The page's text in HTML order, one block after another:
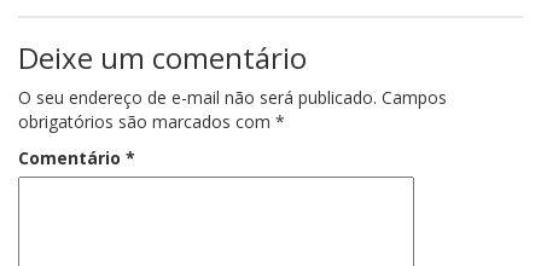
Deixe um comentário
O seu endereço de e-mail não será publicado. Campos
obrigatórios são marcados com *
Comentário *